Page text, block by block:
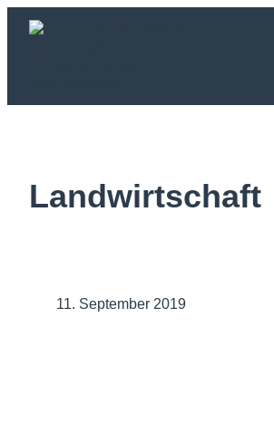
Landwirtschaft
11. September 2019